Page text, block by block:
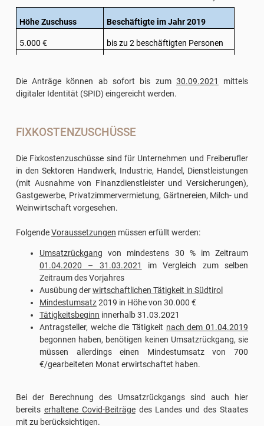
Höhe Zuschuss Beschäftigte im Jahr 2019
5.000 € bis zu 2 beschäftigten Personen
10.000 € mehr als 4 beschäftige Personen
Die Anträge können ab sofort bis zum 30.09.2021
mittels
digitaler Identität (SPID) eingereicht werden.
FIXKOSTENZUSCHÜSSE
Die Fixkostenzuschüsse sind für Unternehmen und Freiberufler
in den Sektoren Handwerk, Industrie, Handel, Dienstleistungen
(mit Ausnahme von Finanzdienstleister und Versicherungen),
Gastgewerbe, Privatzimmervermietung, Gärtnereien, Milch- und
Weinwirtschaft vorgesehen.
FolgendeVoraussetzungen müssen erfüllt werden:
Umsatzrückgang von mindestens 30 % im Zeitraum
01.04.2020 – 31.03.2021
im Vergleich zum selben
Zeitraum des Vorjahres
Ausübung derwirtschaftlichen Tätigkeit in Südtirol
Mindestumsatz2019 in Höhe von 30.000 €
Tätigkeitsbeginn innerhalb 31.03.2021
Antragsteller, welche die Tätigkeit nach dem 01.04.2019
begonnen haben, benötigen keinen Umsatzrückgang, sie
müssen allerdings einen Mindestumsatz von 700
€/gearbeiteten Monat erwirtschaftet haben.
Bei der Berechnung des Umsatzrückgangs sind auch hier
bereits erhaltene Covid-Beiträgedes Landes und des Staates
mit zu berücksichtigen.